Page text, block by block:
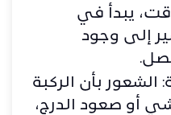
يبدأ في
إلى وجود
الشعور بأن الركبة
أو صعود الدرج،